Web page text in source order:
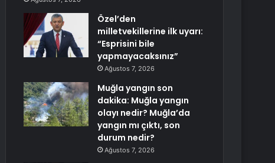
Özel’den
milletvekillerine ilk uyarı:
“Esprisini bile
yapmayacaksınız”
Ağustos 7, 2026
Muğla yangın son
dakika: Muğla yangın
olayı nedir? Muğla’da
yangın mı çıktı, son
durum nedir?
Ağustos 7, 2026